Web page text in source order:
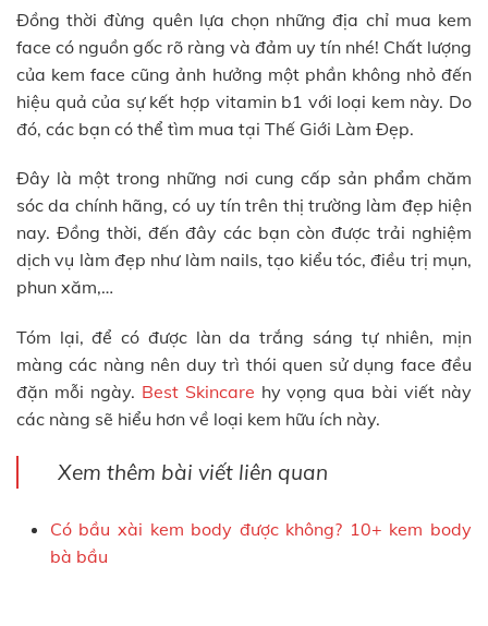
Đồng thời đừng quên lựa chọn những địa chỉ mua kem
face có nguồn gốc rõ ràng và đảm uy tín nhé! Chất lượng
của kem face cũng ảnh hưởng một phần không nhỏ đến
hiệu quả của sự kết hợp vitamin b1 với loại kem này. Do
đó, các bạn có thể tìm mua tại Thế Giới Làm Đẹp.
Đây là một trong những nơi cung cấp sản phẩm chăm
sóc da chính hãng, có uy tín trên thị trường làm đẹp hiện
nay. Đồng thời, đến đây các bạn còn được trải nghiệm
dịch vụ làm đẹp như làm nails, tạo kiểu tóc, điều trị mụn,
phun xăm,…
Tóm lại, để có được làn da trắng sáng tự nhiên, mịn
màng các nàng nên duy trì thói quen sử dụng face đều
đặn mỗi ngày. Best Skincare hy vọng qua bài viết này
các nàng sẽ hiểu hơn về loại kem hữu ích này.
Xem thêm bài viết liên quan
Có bầu xài kem body được không? 10+ kem body
bà bầu